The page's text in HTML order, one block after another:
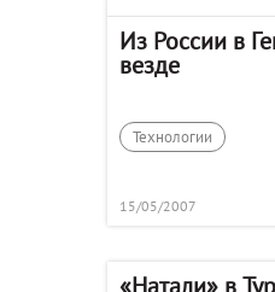
Из России в Геную.
везде
Технологии
15/05/2007
«Натали» в